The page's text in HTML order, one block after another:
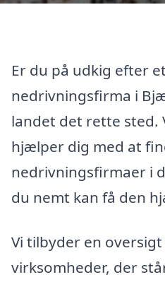
Er du på udkig efter
nedrivningsfirma i
landet det rette sted.
hjælper dig med at
nedrivningsfirmaer i
du nemt kan få den
Vi tilbyder en
virksomheder, der